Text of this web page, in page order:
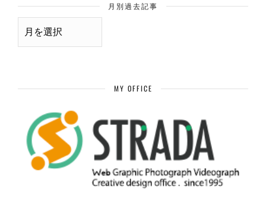
月別過去記事
月
MY OFFICE